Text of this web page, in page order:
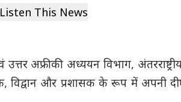
This News
अफ्रीकी अध्ययन विभाग,
विद्वान और प्रशासक के रूप में अपनी